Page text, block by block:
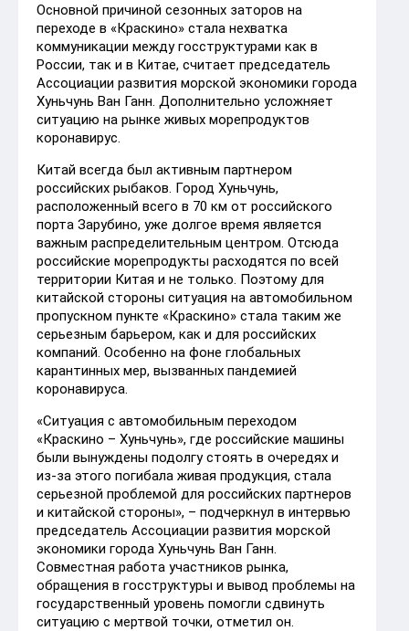
Основной причиной сезонных заторов на
переходе в «Краскино» стала нехватка
коммуникации между госструктурами как в
России, так и в Китае, считает председатель
Ассоциации развития морской экономики города
Хуньчунь Ван Ганн. Дополнительно усложняет
ситуацию на рынке живых морепродуктов
коронавирус.
Китай всегда был активным партнером
российских рыбаков. Город Хуньчунь,
расположенный всего в 70 км от российского
порта Зарубино, уже долгое время является
важным распределительным центром. Отсюда
российские морепродукты расходятся по всей
территории Китая и не только. Поэтому для
китайской стороны ситуация на автомобильном
пропускном пункте «Краскино» стала таким же
серьезным барьером, как и для российских
компаний. Особенно на фоне глобальных
карантинных мер, вызванных пандемией
коронавируса.
«Ситуация с автомобильным переходом
«Краскино – Хуньчунь», где российские машины
были вынуждены подолгу стоять в очередях и
из-за этого погибала живая продукция, стала
серьезной проблемой для российских партнеров
и китайской стороны», – подчеркнул в интервью
председатель Ассоциации развития морской
экономики города Хуньчунь Ван Ганн.
Совместная работа участников рынка,
обращения в госструктуры и вывод проблемы на
государственный уровень помогли сдвинуть
ситуацию с мертвой точки, отметил он.